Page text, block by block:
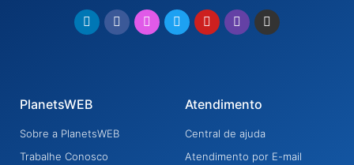
PlanetsWEB
Sobre a PlanetsWEB
Trabalhe Conosco
Atendimento
Central de ajuda
Atendimento por E-mail